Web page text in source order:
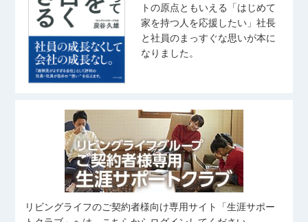
トの原点ともいえる「はじめて
家を持つ人を応援したい」社長
と社員のまっすぐな思いが本に
なりました。
リビングライフのご契約者様向け専用サイト「生涯サポー